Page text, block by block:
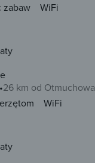
zabaw
WiFi
26 km od Otmuchowa
WiFi